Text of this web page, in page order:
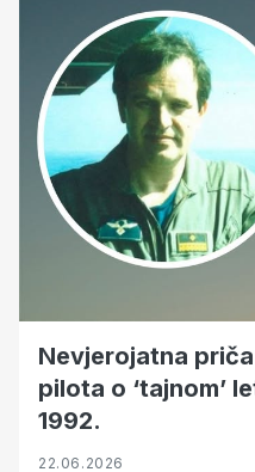
Nevjerojatna
pilota o ‘tajnom’
1992.
22.06.2026